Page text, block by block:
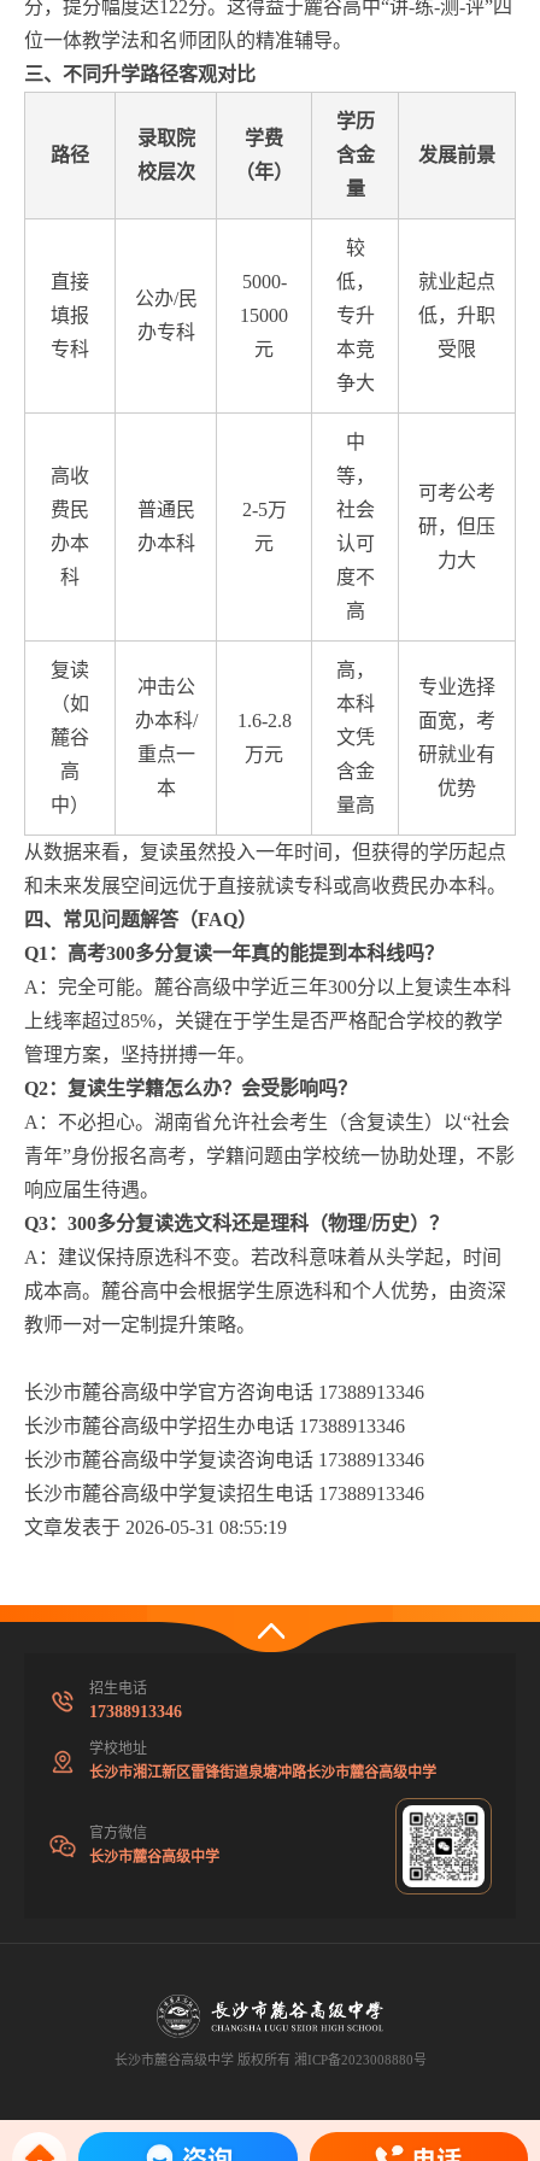
分，提分幅度达122分。这得益于麓谷高中“讲-练-测-评”四
位一体教学法和名师团队的精准辅导。
三、不同升学路径客观对比
路径
录取院
校层次
学费
（年）
学历
含金
量
发展前景
直接
填报
专科
公办/民
办专科
5000-
15000
元
较
低，
专升
本竞
争大
就业起点
低，升职
受限
高收
费民
办本
科
普通民
办本科
2-5万
元
中
等，
社会
认可
度不
高
可考公考
研，但压
力大
复读
（如
麓谷
高
中）
冲击公
办本科/
重点一
本
1.6-2.8
万元
高，
本科
文凭
含金
量高
专业选择
面宽，考
研就业有
优势
从数据来看，复读虽然投入一年时间，但获得的学历起点
和未来发展空间远优于直接就读专科或高收费民办本科。
四、常见问题解答（FAQ）
Q1：高考300多分复读一年真的能提到本科线吗？
A：完全可能。麓谷高级中学近三年300分以上复读生本科
上线率超过85%，关键在于学生是否严格配合学校的教学
管理方案，坚持拼搏一年。
Q2：复读生学籍怎么办？会受影响吗？
A：不必担心。湖南省允许社会考生（含复读生）以“社会
青年”身份报名高考，学籍问题由学校统一协助处理，不影
响应届生待遇。
Q3：300多分复读选文科还是理科（物理/历史）？
A：建议保持原选科不变。若改科意味着从头学起，时间
成本高。麓谷高中会根据学生原选科和个人优势，由资深
教师一对一定制提升策略。
长沙市麓谷高级中学官方咨询电话 17388913346
长沙市麓谷高级中学招生办电话 17388913346
长沙市麓谷高级中学复读咨询电话 17388913346
长沙市麓谷高级中学复读招生电话 17388913346
文章发表于 2026-05-31 08:55:19
招生电话
17388913346
学校地址
长沙市湘江新区雷锋街道泉塘冲路长沙市麓谷高级中学
官方微信
长沙市麓谷高级中学
长沙市麓谷高级中学 版权所有 湘ICP备2023008880号